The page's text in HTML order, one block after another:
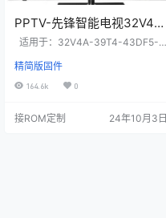
PPTV-先锋智能电视32V4A-
39T4-43DF5-43VF4A-
方刷机包固件电视系统
适用于：32V4A-39T4-43DF5-4
简内容如下： 1，去除原厂桌面锁
定，用精简版的当贝桌面。 2，去除
限制，现在可以随意安装应用软
精简版固件
164.6k 0
接ROM定制 24年10月3日